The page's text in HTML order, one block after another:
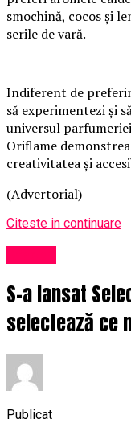
smochină, cocos și
serile de vară.
Indiferent de
să experimentezi și
universul
Oriflame
creativitatea și
(Advertorial)
Citeste in continuare
S-a lansat
selectează ce
Publicat